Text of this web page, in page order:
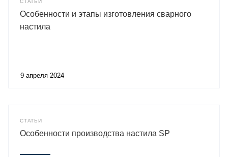
Особенности и этапы изготовления сварного
настила
9 апреля 2024
СТАТЬИ
Особенности производства настила SP